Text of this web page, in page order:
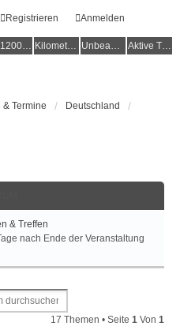
Anmelden
Registrieren
XT1200Z-Wiki Kilometerstatistik Unbeantwortete Themen Aktive Themen
Super Ténéré
& Termine
Deutschland
& Treffen
nach Ende der Veranstaltung
Suche
17 Themen • Seite 1 Von 1